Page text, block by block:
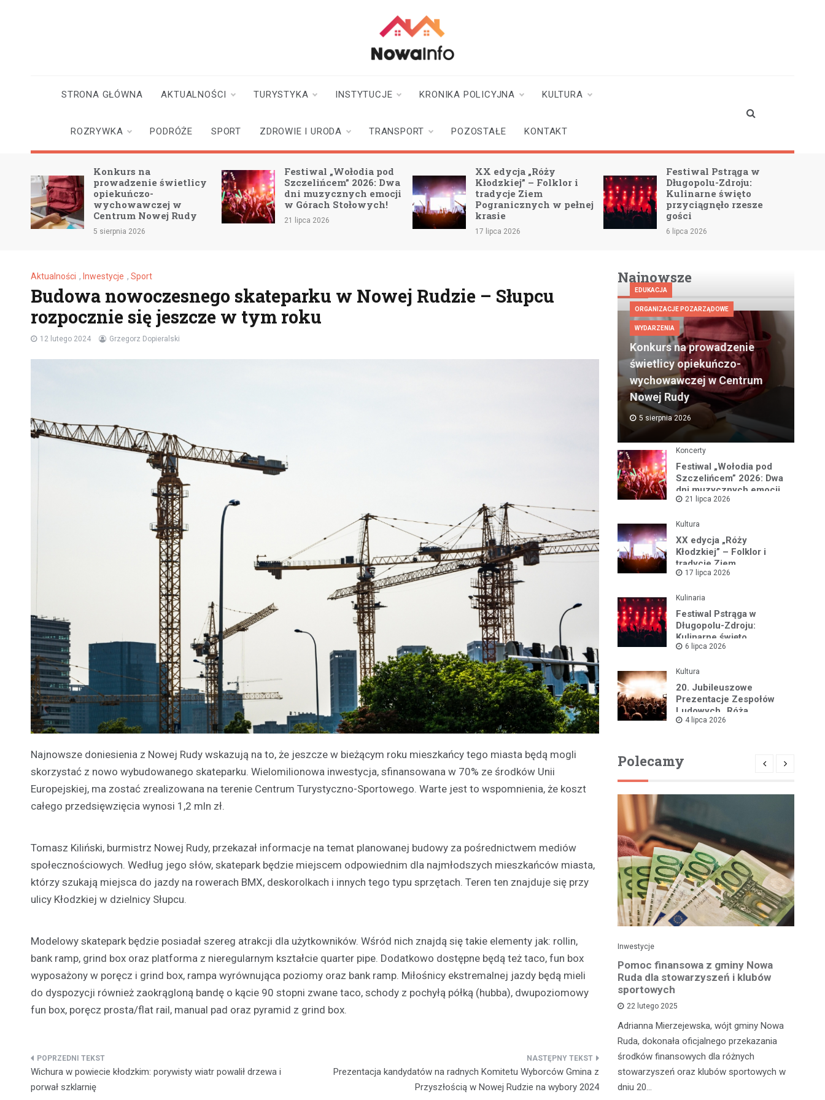
STRONA GŁÓWNA AKTUALNOŚCI TURYSTYKA INSTYTUCJE KRONIKA POLICYJNA KULTURA
ROZRYWKA PODRÓŻE SPORT ZDROWIE I URODA TRANSPORT POZOSTAŁE KONTAKT
Konkurs na
prowadzenie świetlicy
opiekuńczo-
wychowawczej w
Centrum Nowej Rudy
5 sierpnia 2026
Festiwal „Wołodia pod
Szczelińcem” 2026: Dwa
dni muzycznych emocji
w Górach Stołowych!
21 lipca 2026
XX edycja „Róży
Kłodzkiej” – Folklor i
tradycje Ziem
Pogranicznych w pełnej
krasie
17 lipca 2026
Festiwal Pstrąga w
Długopolu-Zdroju:
Kulinarne święto
przyciągnęło rzesze
gości
6 lipca 2026
Aktualności , Inwestycje , Sport
Budowa nowoczesnego skateparku w Nowej Rudzie – Słupcu
rozpocznie się jeszcze w tym roku
12 lutego 2024 Grzegorz Dopieralski
Najnowsze doniesienia z Nowej Rudy wskazują na to, że jeszcze w bieżącym roku mieszkańcy tego miasta będą mogli
skorzystać z nowo wybudowanego skateparku. Wielomilionowa inwestycja, sfinansowana w 70% ze środków Unii
Europejskiej, ma zostać zrealizowana na terenie Centrum Turystyczno-Sportowego. Warte jest to wspomnienia, że koszt
całego przedsięwzięcia wynosi 1,2 mln zł.
Tomasz Kiliński, burmistrz Nowej Rudy, przekazał informacje na temat planowanej budowy za pośrednictwem mediów
społecznościowych. Według jego słów, skatepark będzie miejscem odpowiednim dla najmłodszych mieszkańców miasta,
którzy szukają miejsca do jazdy na rowerach BMX, deskorolkach i innych tego typu sprzętach. Teren ten znajduje się przy
ulicy Kłodzkiej w dzielnicy Słupcu.
Modelowy skatepark będzie posiadał szereg atrakcji dla użytkowników. Wśród nich znajdą się takie elementy jak: rollin,
bank ramp, grind box oraz platforma z nieregularnym kształcie quarter pipe. Dodatkowo dostępne będą też taco, fun box
wyposażony w poręcz i grind box, rampa wyrównująca poziomy oraz bank ramp. Miłośnicy ekstremalnej jazdy będą mieli
do dyspozycji również zaokrągloną bandę o kącie 90 stopni zwane taco, schody z pochyłą półką (hubba), dwupoziomowy
fun box, poręcz prosta/flat rail, manual pad oraz pyramid z grind box.
Nawigacja
wpisu
Wichura w powiecie kłodzkim: porywisty wiatr powalił drzewa i
porwał szklarnię
Prezentacja kandydatów na radnych Komitetu Wyborców Gmina z
Przyszłością w Nowej Rudzie na wybory 2024
Najnowsze
EDUKACJA
ORGANIZACJE POZARZĄDOWE
WYDARZENIA
Konkurs na prowadzenie
świetlicy opiekuńczo-
wychowawczej w Centrum
Nowej Rudy
5 sierpnia 2026
Koncerty
Festiwal „Wołodia pod
Szczelińcem” 2026: Dwa
dni muzycznych emocji
w Górach Stołowych!
21 lipca 2026
Kultura
XX edycja „Róży
Kłodzkiej” – Folklor i
tradycje Ziem
Pogranicznych w pełnej
17 lipca 2026
Kulinaria
Festiwal Pstrąga w
Długopolu-Zdroju:
Kulinarne święto
przyciągnęło rzesze
6 lipca 2026
Kultura
20. Jubileuszowe
Prezentacje Zespołów
Ludowych „Róża
Kłodzka” w Pstrążnej już
4 lipca 2026
Polecamy
Aktualności
Nowa Ruda: Stypendia Burmistrza
Miasta wręczone siedmiorgu
utalentowanym sportowcom
różnorodnych dyscyplinach sportowych,
zostało docenionych za swoje osiągnięcia
przez otrzymanie Stypendiów Burmistrza…
Inwestycje
Pomoc finansowa z gminy Nowa
Ruda dla stowarzyszeń i klubów
sportowych
22 lutego 2025
Adrianna Mierzejewska, wójt gminy Nowa
Ruda, dokonała oficjalnego przekazania
środków finansowych dla różnych
stowarzyszeń oraz klubów sportowych w
dniu 20…